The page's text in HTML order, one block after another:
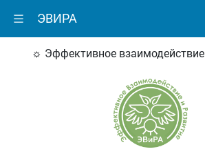
ЭВИРА
☼ Эффективное